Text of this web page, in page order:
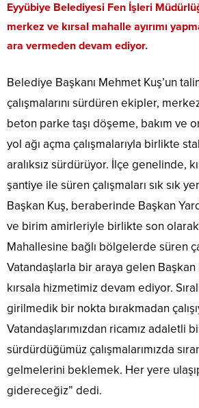
Eyyübiye Belediyesi Fen İşleri
merkez ve kırsal mahalle ayırımı
ara vermeden devam ediyor.
Belediye Başkanı Mehmet Kuş’un
çalışmalarını sürdüren ekipler,
beton parke taşı döşeme, bakım ve
yol ağı açma çalışmalarıyla birlikte
aralıksız sürdürüyor. İlçe genelinde,
şantiye ile süren çalışmaları sık sık
Başkan Kuş, beraberinde Başkan
ve birim amirleriyle birlikte son olarak
Mahallesine bağlı bölgelerde süren
Vatandaşlarla bir araya gelen Başkan
kırsala hizmetimiz devam ediyor.
girilmedik bir nokta bırakmadan
Vatandaşlarımızdan ricamız adaletli
sürdürdüğümüz çalışmalarımızda
gelmelerini beklemek. Her yere
gidereceğiz” dedi.